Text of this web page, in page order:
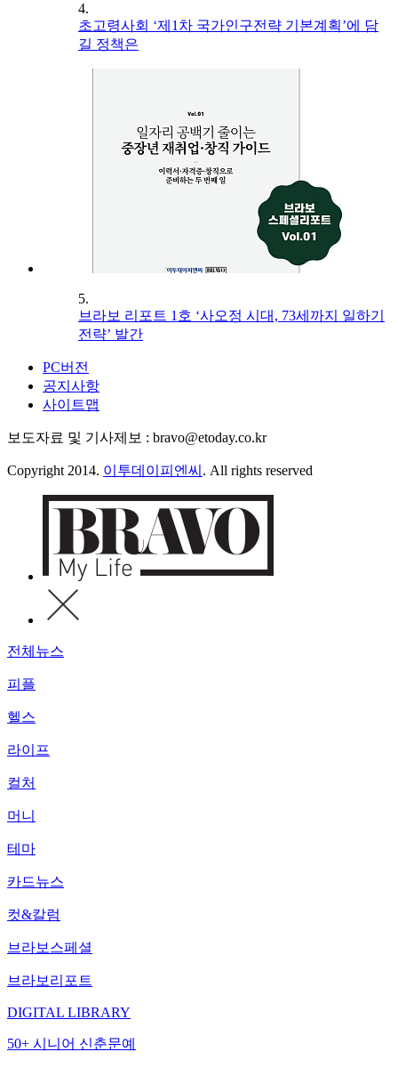
4.
초고령사회 ‘제1차 국가인구전략 기본계획’에 담
길 정책은
5.
브라보 리포트 1호 ‘사오정 시대, 73세까지 일하기
전략’ 발간
PC버전
공지사항
사이트맵
보도자료 및 기사제보 : bravo@etoday.co.kr
Copyright 2014. 이투데이피엔씨 . All rights reserved
전체뉴스
피플
헬스
라이프
컬처
머니
테마
카드뉴스
컷&칼럼
브라보스페셜
브라보리포트
DIGITAL LIBRARY
50+ 시니어 신춘문예